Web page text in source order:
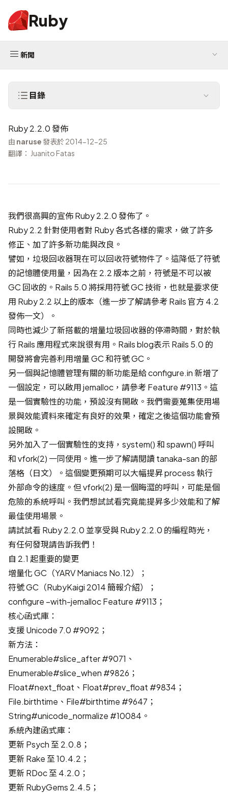
Ruby
新聞
目錄
Ruby 2.2.0 發佈
由 naruse發表於 2014-12-25
翻譯： Juanito Fatas
我們很高興的宣佈 Ruby 2.2.0 發佈了。
Ruby 2.2 針對使用者對 Ruby 各式各樣的需求，做了許多
修正、加了許多新功能與改良。
譬如，垃圾回收器現在可以回收符號物件了。這降低了符號
的記憶體使用量，因為在 2.2 版本之前，符號是不可以被
GC 回收的。Rails 5.0 將採用符號 GC 技術，也就是要求使
用 Ruby 2.2 以上的版本（進一步了解請參考Rails 官方 4.2
發佈一文）。
同時也減少了新搭載的增量垃圾回收器的停滯時間，對於執
行 Rails 應用程式來說很有用。 Rails blog表示 Rails 5.0 的
開發將會完善利用增量 GC 和符號 GC。
另一個與記憶體管理有關的新功能是給 configure.in 新增了
一個設定，可以啟用 jemalloc，請參考Feature #9113 。這
是一個實驗性的功能，預設沒有開啟。我們需要蒐集使用場
景與效能資料來確定有良好的效果，確定之後這個功能會預
設開啟。
另外加入了一個實驗性的支持，system() 和 spawn() 呼叫
和 vfork(2) 一同使用。進一步了解請閱讀tanaka-san 的部
落格（日文）
。這個變更預期可以大幅提昇 process 執行
外部命令的速度。但 vfork(2) 是一個晦澀的呼叫，可能是個
危險的系統呼叫。我們想試試看究竟能提昇多少效能和了解
最佳使用場景。
請試試看 Ruby 2.2.0 並享受與 Ruby 2.2.0 的編程時光，
有任何發現請告訴我們！
自 2.1 起重要的變更
增量化 GC （YARV Maniacs No.12）；
符號 GC （RubyKaigi 2014 簡報介紹）；
configure –with-jemallocFeature #9113 ；
核心函式庫：
支援 Unicode 7.0 #9092 ；
新方法：
Enumerable#slice_after#9071 、
Enumerable#slice_when #9826 ；
Float#next_float、Float#prev_float #9834 ；
File.birthtime、File#birthtime #9647 ；
String#unicode_normalize #10084 。
系統內建函式庫：
更新 Psych 至 2.0.8；
更新 Rake 至 10.4.2；
更新 RDoc 至 4.2.0；
更新 RubyGems 2.4.5；